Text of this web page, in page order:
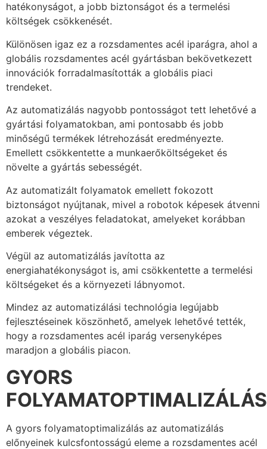
hatékonyságot, a jobb biztonságot és a termelési
költségek csökkenését.
Különösen igaz ez a rozsdamentes acél iparágra, ahol a
globális rozsdamentes acél gyártásban bekövetkezett
innovációk forradalmasították a globális piaci
trendeket.
Az automatizálás nagyobb pontosságot tett lehetővé a
gyártási folyamatokban, ami pontosabb és jobb
minőségű termékek létrehozását eredményezte.
Emellett csökkentette a munkaerőköltségeket és
növelte a gyártás sebességét.
Az automatizált folyamatok emellett fokozott
biztonságot nyújtanak, mivel a robotok képesek átvenni
azokat a veszélyes feladatokat, amelyeket korábban
emberek végeztek.
Végül az automatizálás javította az
energiahatékonyságot is, ami csökkentette a termelési
költségeket és a környezeti lábnyomot.
Mindez az automatizálási technológia legújabb
fejlesztéseinek köszönhető, amelyek lehetővé tették,
hogy a rozsdamentes acél iparág versenyképes
maradjon a globális piacon.
GYORS
FOLYAMATOPTIMALIZÁLÁS
A gyors folyamatoptimalizálás az automatizálás
előnyeinek kulcsfontosságú eleme a rozsdamentes acél